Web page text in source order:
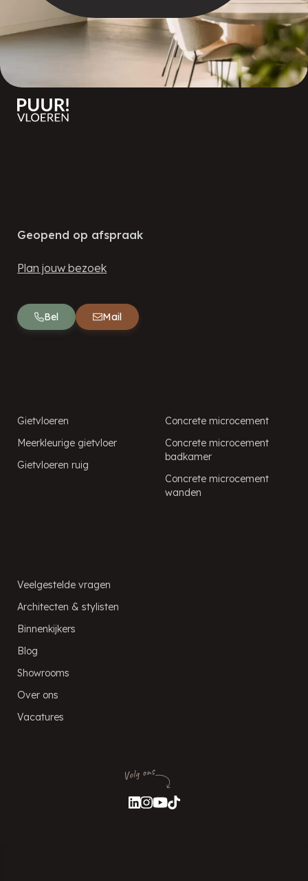
Volg ons
Geopend op afspraak
Plan jouw bezoek
Bel Mail
Gietvloeren
Meerkleurige gietvloer
Gietvloeren ruig
Concrete microcement
Concrete microcement
badkamer
Concrete microcement
wanden
Veelgestelde vragen
Architecten & stylisten
Binnenkijkers
Blog
Showrooms
Over ons
Vacatures